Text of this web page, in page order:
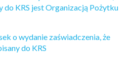
do KRS jest Organizacją Pożytku
o wydanie zaświadczenia, że
do KRS